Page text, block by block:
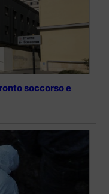
soccorso e